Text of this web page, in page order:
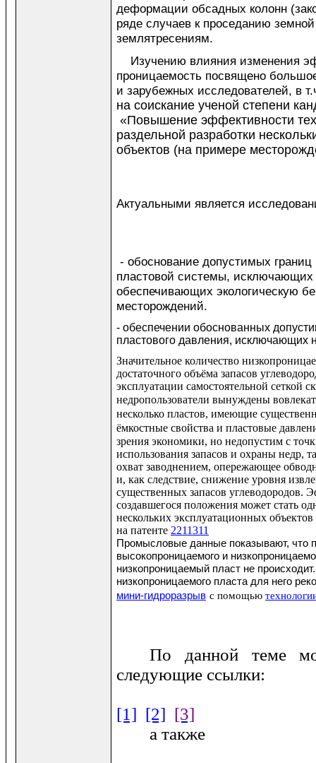
деформации обсадных колонн
ряде случаев к проседанию
землятресениям.
Изучению влияния изменения
проницаемость посвящено
и зарубежных исследователей, в
на соискание ученой степени
«Повышение эффективности
раздельной разработки
объектов (на примере
Актуальными является
- обоснование допустимых
пластовой системы,
обеспечивающих экологическую
месторождений.
- обеспечении обоснованных
пластового давления,
Значительное количество
достаточного объёма запасов
эксплуатации самостоятельной сеткой
недропользователи вынуждены
несколько пластов, имеющие
ёмкостные свойства и пластовые
зрения экономики, но недопустим с
использования запасов и охраны недр,
охват заводнением, опережающее
и, как следствие, снижение уровня
существенных запасов углеводородов.
создавшегося положения может стать
нескольких эксплуатационных объектов
на патенте 2211311
Промысловые данные показывают, что
высокопроницаемого и
низкопроницаемый пласт не
низкопроницаемого пласта для него
мини-гидроразрыв с помощью
По данной теме
следующие ссылки:
[1] [2] [3]
а также